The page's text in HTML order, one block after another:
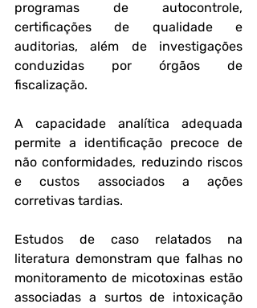
programas de autocontrole,
certificações de qualidade e
auditorias, além de investigações
conduzidas por órgãos de
fiscalização.
A capacidade analítica adequada
permite a identificação precoce de
não conformidades, reduzindo riscos
e custos associados a ações
corretivas tardias.
Estudos de caso relatados na
literatura demonstram que falhas no
monitoramento de micotoxinas estão
associadas a surtos de intoxicação